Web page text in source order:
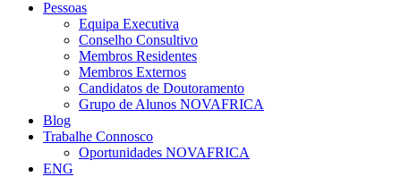
Pessoas
Equipa Executiva
Conselho Consultivo
Membros Residentes
Membros Externos
Candidatos de Doutoramento
Grupo de Alunos NOVAFRICA
Blog
Trabalhe Connosco
Oportunidades NOVAFRICA
ENG